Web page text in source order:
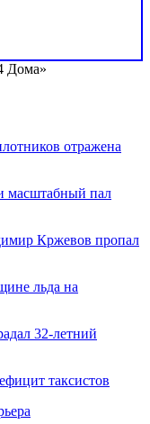
Дома»
отражена
масштабный пал
Кржевов пропал
льда на
32-летний
таксистов